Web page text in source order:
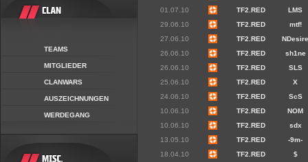
TEAMS
MITGLIEDER
CLANWARS
AUSZEICHNUNGEN
WERDEGANG
01.07.10
TF2.RED
LMS
29.06.10
TF2.RED
mtf!
27.06.10
TF2.RED
26.06.10
TF2.RED
sh1ne
26.06.10
TF2.RED
SLS
25.06.10
TF2.RED
X
24.06.10
TF2.RED
ScS
10.06.10
TF2.RED
NOM
10.06.10
TF2.RED
sdx
13.05.10
TF2.RED
-9m-
18.04.10
TF2.RED
$